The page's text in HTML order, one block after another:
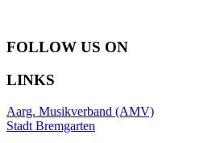
FOLLOW US ON
LINKS
Aarg. Musikverband (AMV)
Stadt Bremgarten